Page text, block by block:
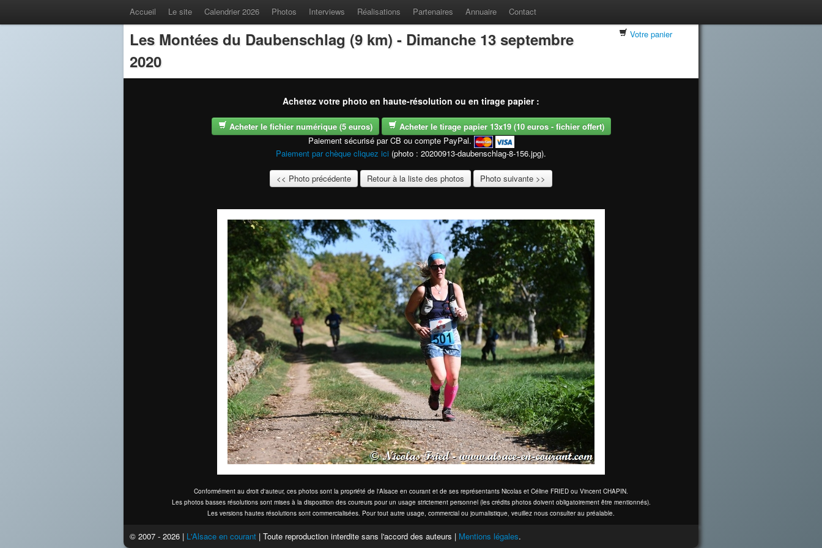
Accueil Le site Calendrier 2026 Photos Interviews Réalisations Partenaires Annuaire Contact
Les Montées du Daubenschlag (9 km) - Dimanche 13 septembre
2020
Votre panier
Achetez votre photo en haute-résolution ou en tirage papier :
Acheter le fichier numérique (5 euros)
Acheter le tirage papier 13x19 (10 euros - fichier offert)
Paiement sécurisé par CB ou compte PayPal.
Paiement par chèque cliquez ici (photo : 20200913-daubenschlag-8-156.jpg).
<< Photo précédente Retour à la liste des photos Photo suivante >>
Conformément au droit d'auteur, ces photos sont la propriété de l'Alsace en courant et de ses représentants Nicolas et Céline FRIED ou Vincent CHAPIN.
Les photos basses résolutions sont mises à la disposition des coureurs pour un usage strictement personnel (les crédits photos doivent obligatoirement être mentionnés).
Les versions hautes résolutions sont commercialisées. Pour tout autre usage, commercial ou journalistique, veuillez nous consulter au préalable.
© 2007 - 2026 | L'Alsace en courant | Toute reproduction interdite sans l'accord des auteurs | Mentions légales.